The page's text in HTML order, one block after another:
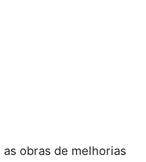
obras de melhorias